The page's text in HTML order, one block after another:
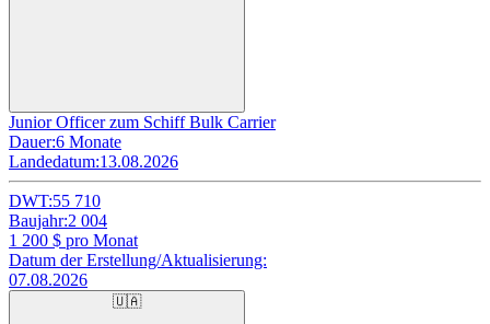
Junior Officer zum Schiff Bulk Carrier
Dauer:6 Monate
Landedatum:13.08.2026
DWT:55 710
Baujahr:2 004
1 200 $ pro Monat
Datum der Erstellung/Aktualisierung:
07.08.2026
🇺🇦